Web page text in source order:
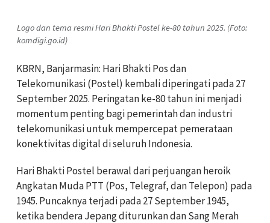
Logo dan tema resmi Hari Bhakti Postel ke-80 tahun 2025. (Foto:
komdigi.go.id)
KBRN, Banjarmasin: Hari Bhakti Pos dan
Telekomunikasi (Postel) kembali diperingati pada 27
September 2025. Peringatan ke-80 tahun ini menjadi
momentum penting bagi pemerintah dan industri
telekomunikasi untuk mempercepat pemerataan
konektivitas digital di seluruh Indonesia.
Hari Bhakti Postel berawal dari perjuangan heroik
Angkatan Muda PTT (Pos, Telegraf, dan Telepon) pada
1945. Puncaknya terjadi pada 27 September 1945,
ketika bendera Jepang diturunkan dan Sang Merah